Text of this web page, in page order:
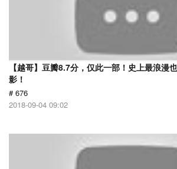
【越哥】豆瓣8.7分，仅此一部！史上最浪漫
影！
# 676
2018-09-04 09:02